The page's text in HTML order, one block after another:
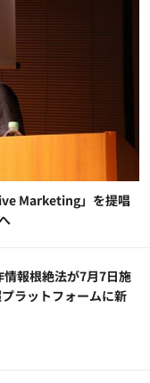
Marketing」を提唱
報根絶法が7月7日施
ラットフォームに新